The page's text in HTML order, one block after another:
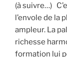
(à suivre…)
l’envole de la
ampleur. La
richesse
formation lui